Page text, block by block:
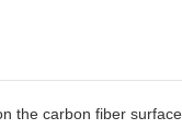
the carbon fiber